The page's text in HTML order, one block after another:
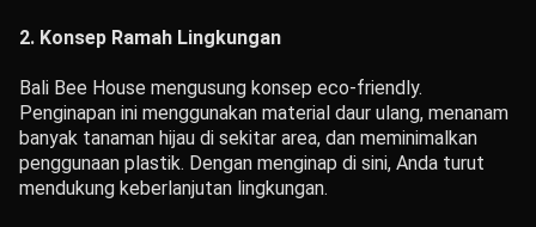
2. Konsep Ramah Lingkungan
Bali Bee House mengusung konsep eco-friendly.
Penginapan ini menggunakan material daur ulang, menanam
banyak tanaman hijau di sekitar area, dan meminimalkan
penggunaan plastik. Dengan menginap di sini, Anda turut
mendukung keberlanjutan lingkungan.